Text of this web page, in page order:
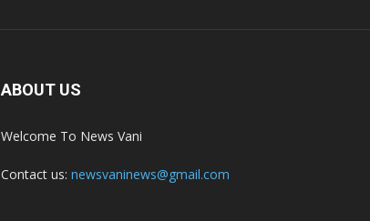
ABOUT US
Welcome To News Vani
Contact us: newsvaninews@gmail.com